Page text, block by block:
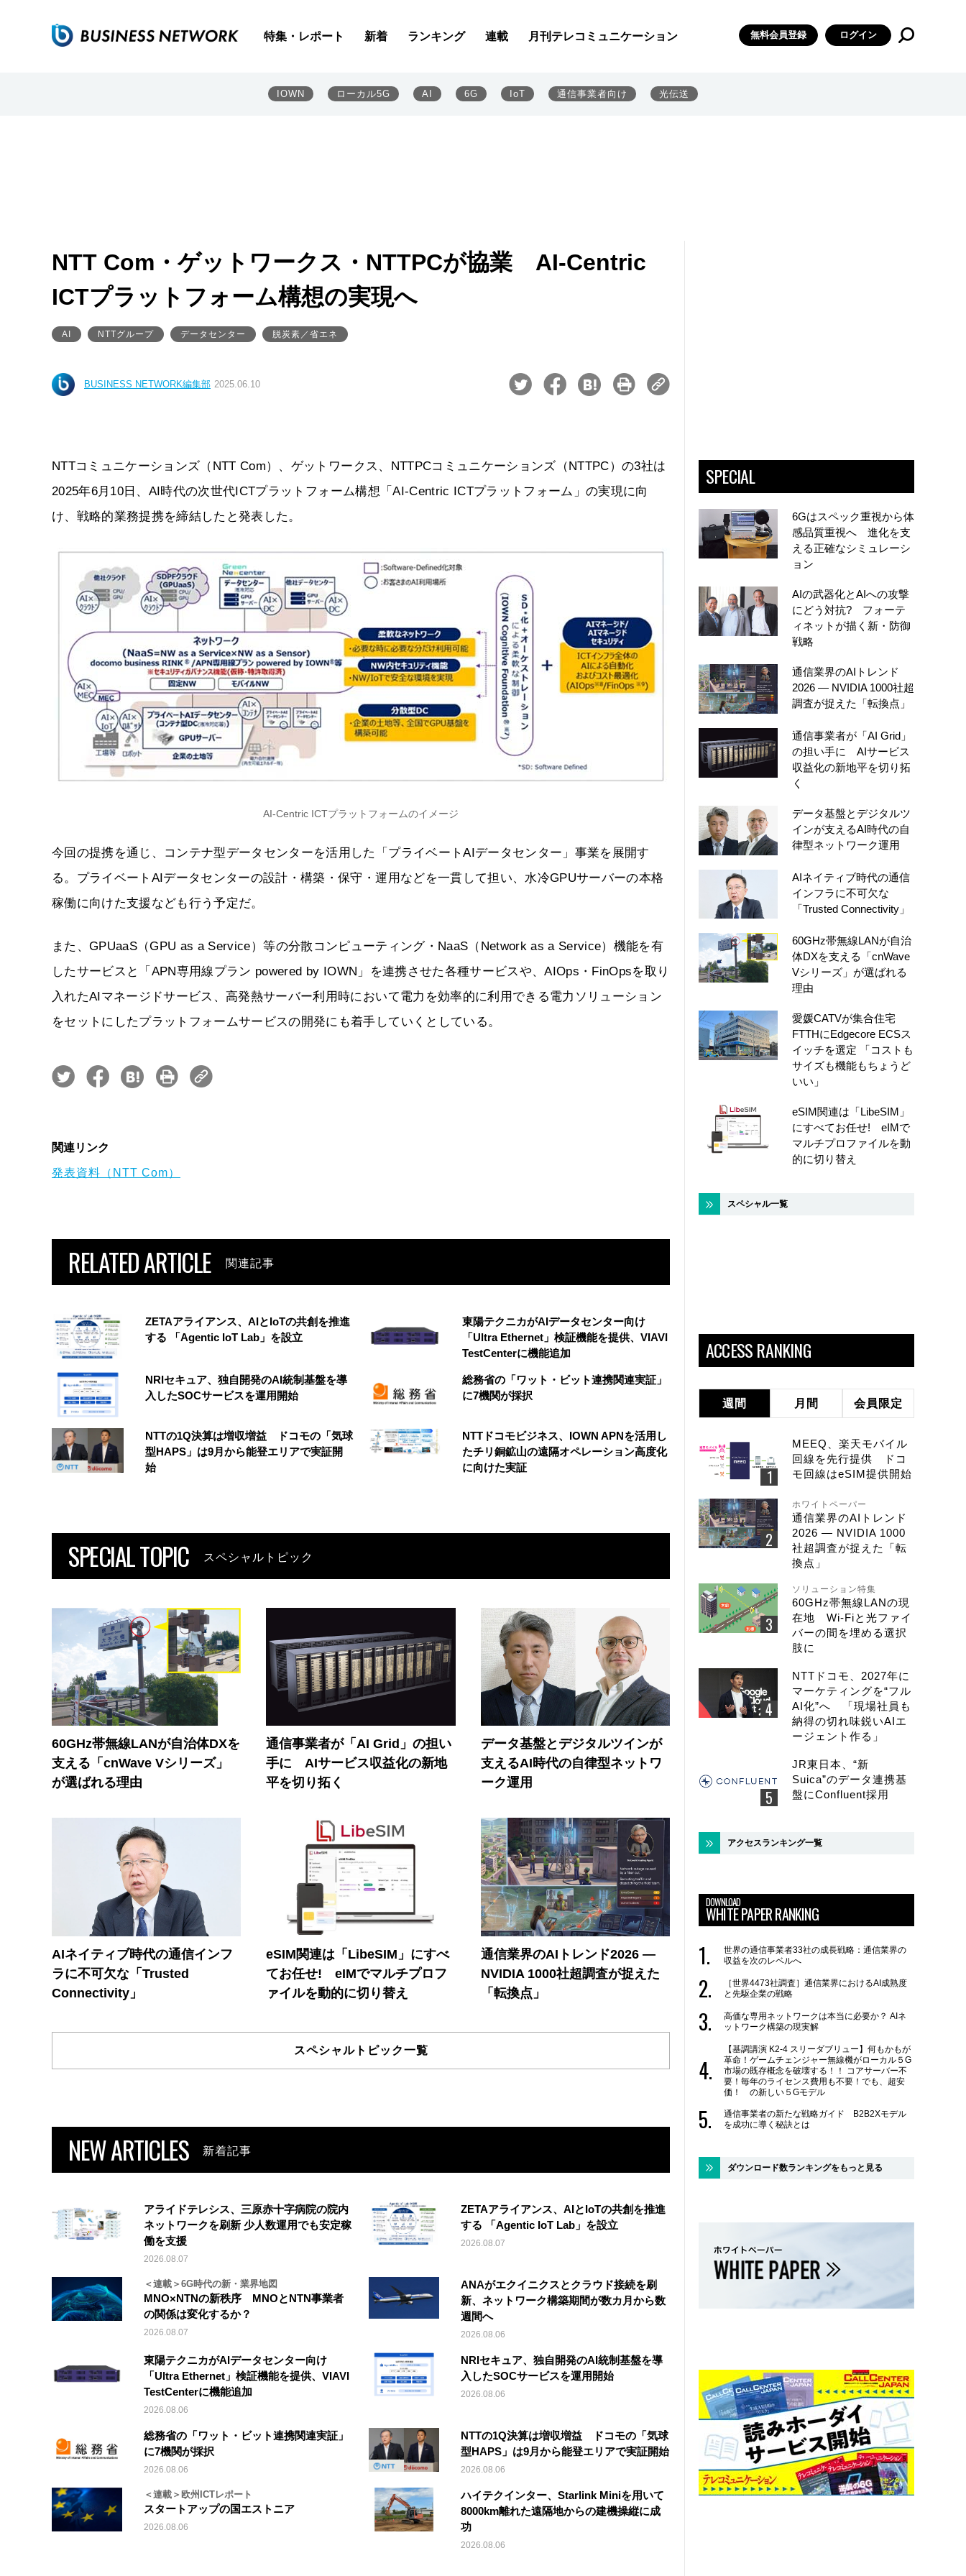
特集・レポート 新着 ランキング 連載 月刊テレコミュニケーション 無料会員登録 ログイン
IOWN ローカル5G AI 6G IoT 通信事業者向け 光伝送
NTT Com・ゲットワークス・NTTPCが協業 AI-Centric
ICTプラットフォーム構想の実現へ
AI NTTグループ データセンター 脱炭素／省エネ
BUSINESS NETWORK編集部 2025.06.10
NTTコミュニケーションズ（NTT Com）、ゲットワークス、NTTPCコミュニケーションズ（NTTPC）の3社は
2025年6月10日、AI時代の次世代ICTプラットフォーム構想「AI-Centric ICTプラットフォーム」の実現に向
け、戦略的業務提携を締結したと発表した。
AI-Centric ICTプラットフォームのイメージ
今回の提携を通じ、コンテナ型データセンターを活用した「プライベートAIデータセンター」事業を展開す
る。プライベートAIデータセンターの設計・構築・保守・運用などを一貫して担い、水冷GPUサーバーの本格
稼働に向けた支援なども行う予定だ。
また、GPUaaS（GPU as a Service）等の分散コンピューティング・NaaS（Network as a Service）機能を有
したサービスと「APN専用線プラン powered by IOWN」を連携させた各種サービスや、AIOps・FinOpsを取り
入れたAIマネージドサービス、高発熱サーバー利用時において電力を効率的に利用できる電力ソリューション
をセットにしたプラットフォームサービスの開発にも着手していくとしている。
関連リンク
発表資料（NTT Com）
RELATED ARTICLE 関連記事
ZETAアライアンス、AIとIoTの共創を推進
する 「Agentic IoT Lab」を設立
東陽テクニカがAIデータセンター向け
「Ultra Ethernet」検証機能を提供、VIAVI
TestCenterに機能追加
NRIセキュア、独自開発のAI統制基盤を導
入したSOCサービスを運用開始
総務省の「ワット・ビット連携関連実証」
に7機関が採択
NTTの1Q決算は増収増益 ドコモの「気球
型HAPS」は9月から能登エリアで実証開
始
NTTドコモビジネス、IOWN APNを活用し
たチリ銅鉱山の遠隔オペレーション高度化
に向けた実証
SPECIAL TOPIC スペシャルトピック
60GHz帯無線LANが自治体DXを
支える「cnWave Vシリーズ」
が選ばれる理由
通信事業者が「AI Grid」の担い
手に AIサービス収益化の新地
平を切り拓く
データ基盤とデジタルツインが
支えるAI時代の自律型ネットワ
ーク運用
AIネイティブ時代の通信インフ
ラに不可欠な「Trusted
Connectivity」
eSIM関連は「LibeSIM」にすべ
てお任せ! eIMでマルチプロフ
ァイルを動的に切り替え
通信業界のAIトレンド2026 ―
NVIDIA 1000社超調査が捉えた
「転換点」
スペシャルトピック一覧
NEW ARTICLES 新着記事
アライドテレシス、三原赤十字病院の院内
ネットワークを刷新 少人数運用でも安定稼
働を支援
2026.08.07
ZETAアライアンス、AIとIoTの共創を推進
する 「Agentic IoT Lab」を設立
2026.08.07
＜連載＞6G時代の新・業界地図
MNO×NTNの新秩序 MNOとNTN事業者
の関係は変化するか？
2026.08.07
ANAがエクイニクスとクラウド接続を刷
新、ネットワーク構築期間が数カ月から数
週間へ
2026.08.06
東陽テクニカがAIデータセンター向け
「Ultra Ethernet」検証機能を提供、VIAVI
TestCenterに機能追加
2026.08.06
NRIセキュア、独自開発のAI統制基盤を導
入したSOCサービスを運用開始
2026.08.06
総務省の「ワット・ビット連携関連実証」
に7機関が採択
2026.08.06
NTTの1Q決算は増収増益 ドコモの「気球
型HAPS」は9月から能登エリアで実証開始
2026.08.06
＜連載＞欧州ICTレポート
スタートアップの国エストニア
2026.08.06
ハイテクインター、Starlink Miniを用いて
8000km離れた遠隔地からの建機操縦に成
功
2026.08.06
SPECIAL
6Gはスペック重視から体
感品質重視へ 進化を支
える正確なシミュレーシ
ョン
AIの武器化とAIへの攻撃
にどう対抗? フォーテ
ィネットが描く新・防御
戦略
通信業界のAIトレンド
2026 ― NVIDIA 1000社超
調査が捉えた「転換点」
通信事業者が「AI Grid」
の担い手に AIサービス
収益化の新地平を切り拓
く
データ基盤とデジタルツ
インが支えるAI時代の自
律型ネットワーク運用
AIネイティブ時代の通信
インフラに不可欠な
「Trusted Connectivity」
60GHz帯無線LANが自治
体DXを支える「cnWave
Vシリーズ」が選ばれる
理由
愛媛CATVが集合住宅
FTTHにEdgecore ECSス
イッチを選定 「コストも
サイズも機能もちょうど
いい」
eSIM関連は「LibeSIM」
にすべてお任せ! eIMで
マルチプロファイルを動
的に切り替え
スペシャル一覧
ACCESS RANKING
週間 月間 会員限定
MEEQ、楽天モバイル
回線を先行提供 ドコ
モ回線はeSIM提供開始
ホワイトペーパー
通信業界のAIトレンド
2026 ― NVIDIA 1000
社超調査が捉えた「転
換点」
ソリューション特集
60GHz帯無線LANの現
在地 Wi-Fiと光ファイ
バーの間を埋める選択
肢に
NTTドコモ、2027年に
マーケティングを“フル
AI化”へ 「現場社員も
納得の切れ味鋭いAIエ
ージェント作る」
JR東日本、“新
Suica”のデータ連携基
盤にConfluent採用
アクセスランキング一覧
DOWNLOAD
WHITE PAPER RANKING
世界の通信事業者33社の成長戦略：通信業界の
収益を次のレベルへ
［世界4473社調査］通信業界におけるAI成熟度
と先駆企業の戦略
高価な専用ネットワークは本当に必要か？ AIネ
ットワーク構築の現実解
【基調講演 K2-4 スリーダブリュー】何もかもが
革命！ゲームチェンジャー無線機がローカル５G
市場の既存概念を破壊する！！ コアサーバー不
要！毎年のライセンス費用も不要！でも、超安
価！ の新しい５Gモデル
通信事業者の新たな戦略ガイド B2B2Xモデル
を成功に導く秘訣とは
ダウンロード数ランキングをもっと見る